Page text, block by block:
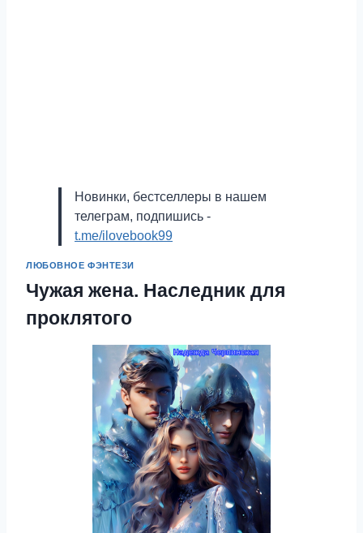
Новинки, бестселлеры в нашем
телеграм, подпишись -
t.me/ilovebook99
ЛЮБОВНОЕ ФЭНТЕЗИ
Чужая жена. Наследник для
проклятого